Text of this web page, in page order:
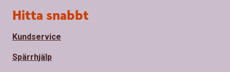
Sidfot
Hitta snabbt
Kundservice
Spärrhjälp